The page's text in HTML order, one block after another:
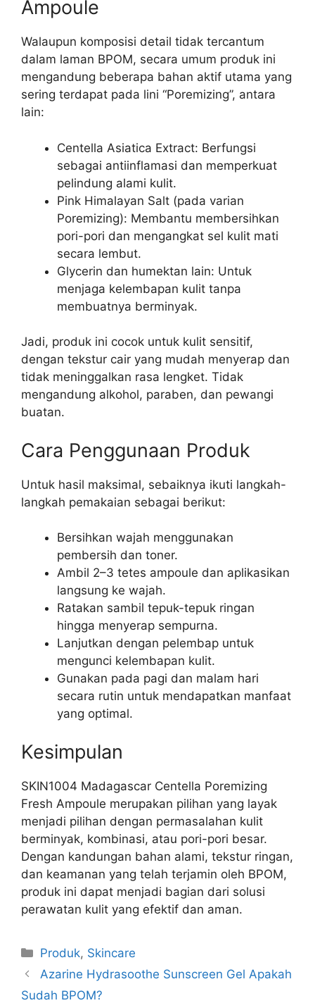
Ampoule
Walaupun komposisi detail tidak tercantum
dalam laman BPOM, secara umum produk ini
mengandung beberapa bahan aktif utama yang
sering terdapat pada lini “Poremizing”, antara
lain:
Centella Asiatica Extract: Berfungsi
sebagai antiinflamasi dan memperkuat
pelindung alami kulit.
Pink Himalayan Salt (pada varian
Poremizing): Membantu membersihkan
pori-pori dan mengangkat sel kulit mati
secara lembut.
Glycerin dan humektan lain: Untuk
menjaga kelembapan kulit tanpa
membuatnya berminyak.
Jadi, produk ini cocok untuk kulit sensitif,
dengan tekstur cair yang mudah menyerap dan
tidak meninggalkan rasa lengket. Tidak
mengandung alkohol, paraben, dan pewangi
buatan.
Cara Penggunaan Produk
Untuk hasil maksimal, sebaiknya ikuti langkah-
langkah pemakaian sebagai berikut:
Bersihkan wajah menggunakan
pembersih dan toner.
Ambil 2–3 tetes ampoule dan aplikasikan
langsung ke wajah.
Ratakan sambil tepuk-tepuk ringan
hingga menyerap sempurna.
Lanjutkan dengan pelembap untuk
mengunci kelembapan kulit.
Gunakan pada pagi dan malam hari
secara rutin untuk mendapatkan manfaat
yang optimal.
Kesimpulan
SKIN1004 Madagascar Centella Poremizing
Fresh Ampoule merupakan pilihan yang layak
menjadi pilihan dengan permasalahan kulit
berminyak, kombinasi, atau pori-pori besar.
Dengan kandungan bahan alami, tekstur ringan,
dan keamanan yang telah terjamin oleh BPOM,
produk ini dapat menjadi bagian dari solusi
perawatan kulit yang efektif dan aman.
Kategori
Produk, Skincare
Azarine Hydrasoothe Sunscreen Gel Apakah
Sudah BPOM?